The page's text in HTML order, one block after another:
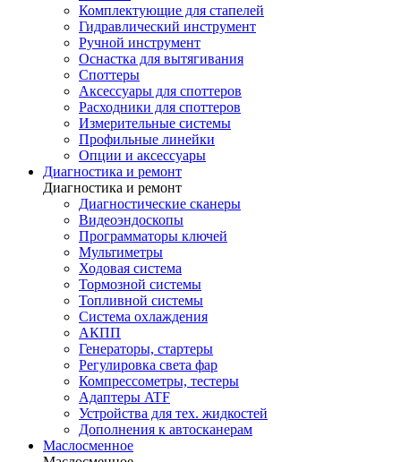
Комплектующие для стапелей
Гидравлический инструмент
Ручной инструмент
Оснастка для вытягивания
Споттеры
Аксессуары для споттеров
Расходники для споттеров
Измерительные системы
Профильные линейки
Опции и аксессуары
Диагностика и ремонт
Диагностика и ремонт
Диагностические сканеры
Видеоэндоскопы
Программаторы ключей
Мультиметры
Ходовая система
Тормозной системы
Топливной системы
Система охлаждения
АКПП
Генераторы, стартеры
Регулировка света фар
Компрессометры, тестеры
Адаптеры ATF
Устройства для тех. жидкостей
Дополнения к автосканерам
Маслосменное